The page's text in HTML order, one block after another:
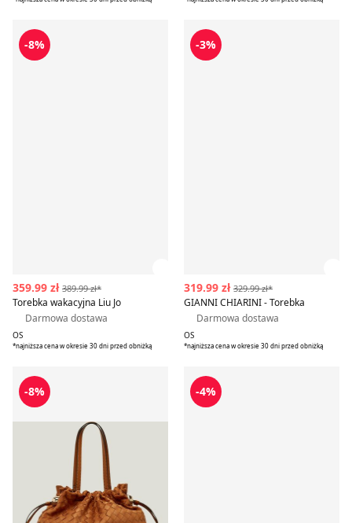
Torebka wakacyjna Liu Jo
-8%
359.99 zł 389.99 zł*
Torebka wakacyjna Liu Jo
Darmowa dostawa
OS
*najniższa cena w okresie 30 dni przed obniżką
GIANNI CHIARINI - Torebka
-3%
319.99 zł 329.99 zł*
GIANNI CHIARINI - Torebka
Darmowa dostawa
OS
*najniższa cena w okresie 30 dni przed obniżką
Torebka wakacyjna Liu Jo
-8%
Torebka wakacyjna Karl
-4%